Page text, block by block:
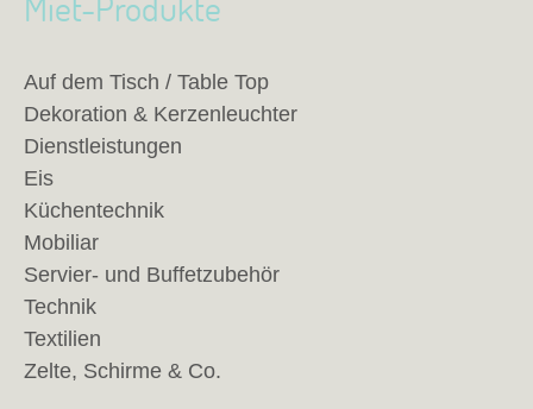
Auf dem Tisch / Table Top
Dekoration & Kerzenleuchter
Dienstleistungen
Eis
Küchentechnik
Mobiliar
Servier- und Buffetzubehör
Technik
Textilien
Zelte, Schirme & Co.